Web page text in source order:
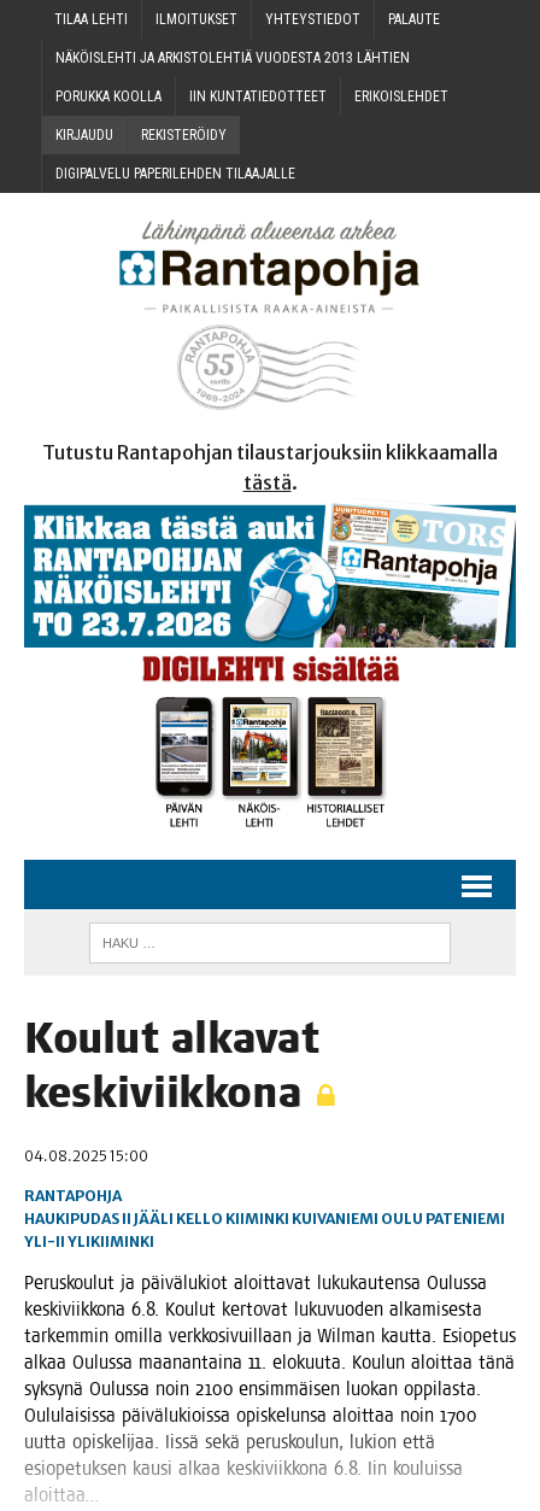
TILAA LEH­TI ILMOI­TUK­SET YHTEYS­TIE­DOT PALAU­TE
NÄKÖIS­LEH­TI JA ARKIS­TO­LEH­TIÄ VUO­DES­TA 2013 LÄHTIEN
PORUK­KA KOOLLA IIN KUN­TA­TIE­DOT­TEET ERI­KOIS­LEH­DET
KIR­JAU­DU REKIS­TE­RÖI­DY
DIGI­PAL­VE­LU PAPE­RI­LEH­DEN TILAAJALLE
Tutustu Rantapohjan tilaustarjouksiin klikkaamalla
tästä.
Kou­lut alka­vat
keskiviikkona
04.08.2025 15:00
RANTAPOHJA
HAUKIPUDAS II JÄÄLI KELLO KIIMINKI KUIVANIEMI OULU PATENIEMI
YLI-II YLIKIIMINKI
Perus­kou­lut ja päi­vä­lu­kiot aloit­ta­vat luku­kau­ten­sa Oulus­sa
kes­ki­viik­ko­na 6.8. Kou­lut ker­to­vat luku­vuo­den alka­mi­ses­ta
tar­kem­min omil­la verk­ko­si­vuil­laan ja Wil­man kaut­ta. Esio­pe­tus
alkaa Oulus­sa maa­nan­tai­na 11. elo­kuu­ta. Kou­lun aloit­taa tänä
syk­sy­nä Oulus­sa noin 2100 ensim­mäi­sen luo­kan oppi­las­ta.
Oulu­lai­sis­sa päi­vä­lu­kiois­sa opis­ke­lun­sa aloit­taa noin 1700
uut­ta opis­ke­li­jaa. Iis­sä sekä perus­kou­lun, lukion että
esio­pe­tuk­sen kausi alkaa kes­ki­viik­ko­na 6.8. Iin kou­luis­sa
aloittaa…